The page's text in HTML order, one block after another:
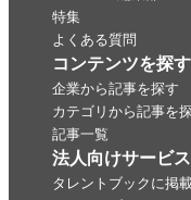
特集
よくある質問
コンテンツを探す
企業から記事を探す
カテゴリから記事を
記事一覧
法人向けサービス
タレントブックに掲